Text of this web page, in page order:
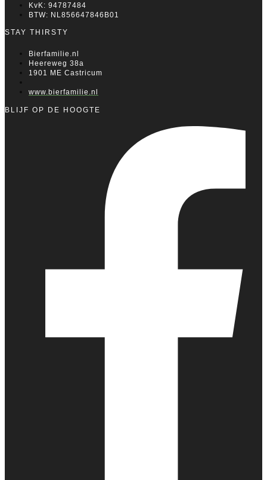
KvK: 94787484
BTW: NL856647846B01
STAY THIRSTY
Bierfamilie.nl
Heereweg 38a
1901 ME Castricum
www.bierfamilie.nl
BLIJF OP DE HOOGTE